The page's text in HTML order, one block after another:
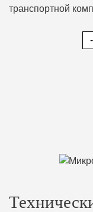
транспортной
-